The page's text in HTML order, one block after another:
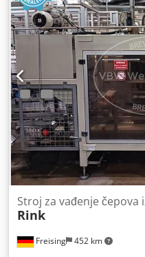
sustav za sortiranje
poklopaca do zatvarača.
prije uporabe. Stroj
cca: 6.000 boca/sat
Struja: 8 A Napon: 400 V
bar, 80 NL/min Formati:
80 mm, visina boce 35-
Upravljanje/kontrola:
Oprema: upravljački
poklopce, sortirka
poklopaca.
Freising 452 km
Stroj za vađenje čepova
Rink